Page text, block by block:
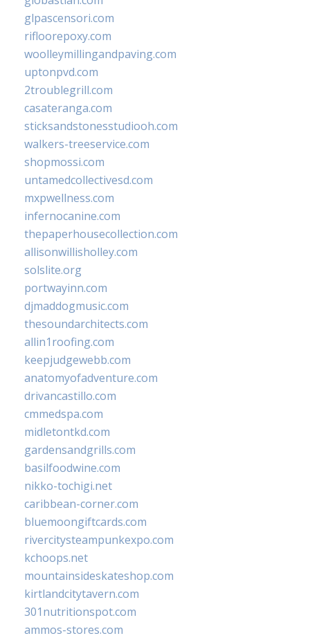
glpascensori.com
rifloorepoxy.com
woolleymillingandpaving.com
uptonpvd.com
2troublegrill.com
casateranga.com
sticksandstonesstudiooh.com
walkers-treeservice.com
shopmossi.com
untamedcollectivesd.com
mxpwellness.com
infernocanine.com
thepaperhousecollection.com
allisonwillisholley.com
solslite.org
portwayinn.com
djmaddogmusic.com
thesoundarchitects.com
allin1roofing.com
keepjudgewebb.com
anatomyofadventure.com
drivancastillo.com
cmmedspa.com
midletontkd.com
gardensandgrills.com
basilfoodwine.com
nikko-tochigi.net
caribbean-corner.com
bluemoongiftcards.com
rivercitysteampunkexpo.com
kchoops.net
mountainsideskateshop.com
kirtlandcitytavern.com
301nutritionspot.com
ammos-stores.com